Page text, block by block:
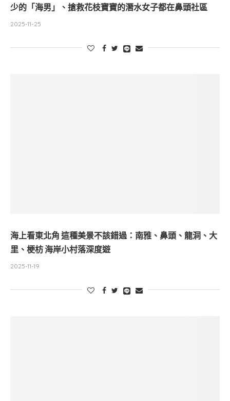
少的「海男」、搶救花枝寶寶的潛水女子都在鼻頭社區
2025-11-25
海上看東北角 這種美景不該錯過：南雅、鼻頭、龍洞、大
里、梗枋 海岸小村落深度遊
2025-11-19